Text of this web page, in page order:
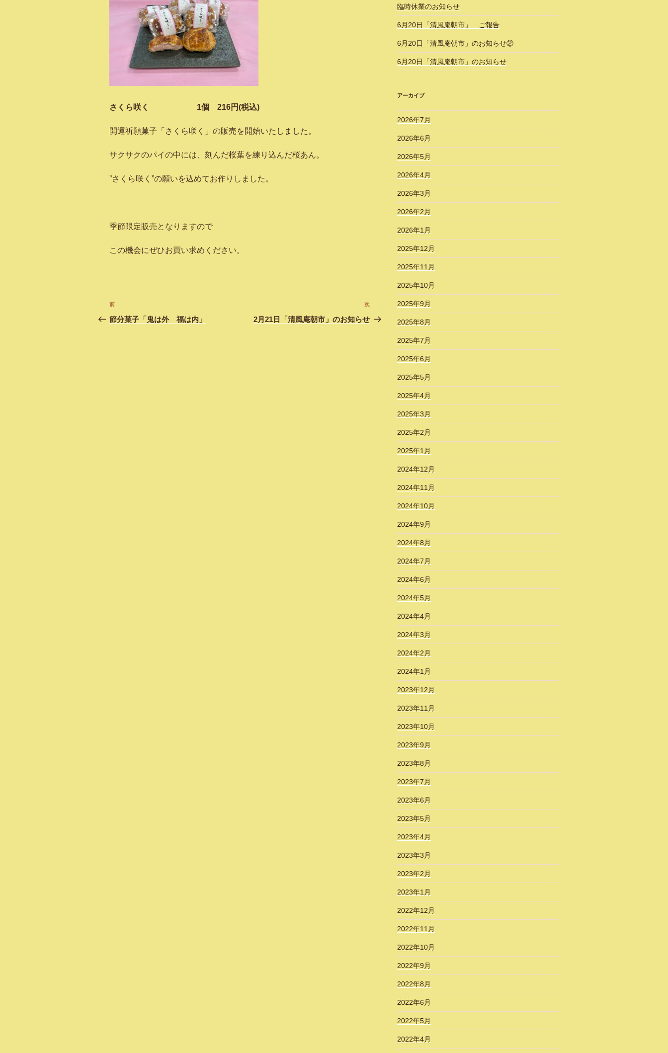
さくら咲く 1個 216円(税込)
開運祈願菓子「さくら咲く」の販売を開始いたしました。
サクサクのパイの中には、刻んだ桜葉を練り込んだ桜あん。
”さくら咲く”の願いを込めてお作りしました。
季節限定販売となりますので
この機会にぜひお買い求めください。
投
稿
過
去
前
節分菓子「鬼は外 福は内」
の
次
2月21日「清風庵朝市」のお知らせ
臨時休業のお知らせ
6月20日「清風庵朝市」 ご報告
6月20日「清風庵朝市」のお知らせ②
6月20日「清風庵朝市」のお知らせ
アーカイブ
2026年7月
2026年6月
2026年5月
2026年4月
2026年3月
2026年2月
2026年1月
2025年12月
2025年11月
2025年10月
2025年9月
2025年8月
2025年7月
2025年6月
2025年5月
2025年4月
2025年3月
2025年2月
2025年1月
2024年12月
2024年11月
2024年10月
2024年9月
2024年8月
2024年7月
2024年6月
2024年5月
2024年4月
2024年3月
2024年2月
2024年1月
2023年12月
2023年11月
2023年10月
2023年9月
2023年8月
2023年7月
2023年6月
2023年5月
2023年4月
2023年3月
2023年2月
2023年1月
2022年12月
2022年11月
2022年10月
2022年9月
2022年8月
2022年6月
2022年5月
2022年4月